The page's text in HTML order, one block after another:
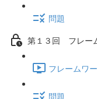
問題
第１３回 フレー
フレームワ
問題